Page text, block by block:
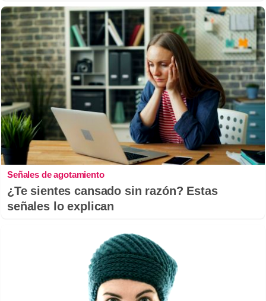
Señales de agotamiento
¿Te sientes cansado sin razón? Estas
señales lo explican